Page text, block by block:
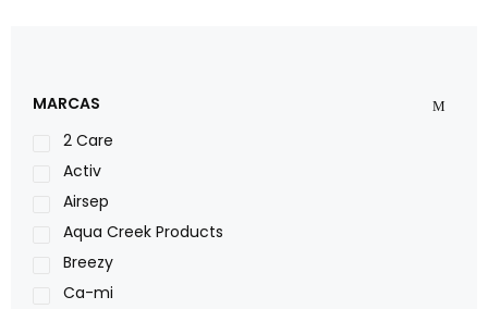
MARCAS
2 Care
Activ
Airsep
Aqua Creek Products
Breezy
Ca-mi